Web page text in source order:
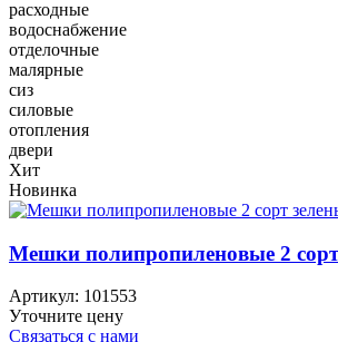
расходные
водоснабжение
отделочные
малярные
сиз
силовые
отопления
двери
Хит
Новинка
Мешки полипропиленовые 2 сорт
Артикул: 101553
Уточните цену
Связаться с нами